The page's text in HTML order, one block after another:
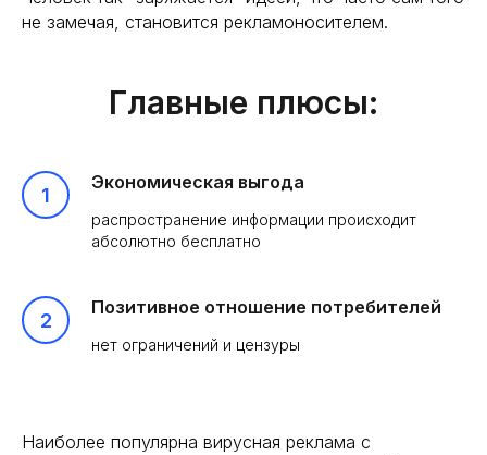
не замечая, становится рекламоносителем.
Главные плюсы:
Экономическая выгода
распространение информации происходит
абсолютно бесплатно
Позитивное отношение потребителей
нет ограничений и цензуры
Наиболее популярна вирусная реклама с